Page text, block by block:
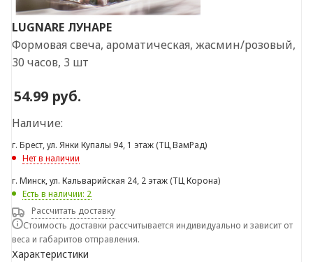
LUGNARE ЛУНАРЕ
Формовая свеча, ароматическая, жасмин/розовый,
30 часов, 3 шт
54.99 руб.
Наличие:
г. Брест, ул. Янки Купалы 94, 1 этаж (ТЦ ВамРад)
Нет в наличии
г. Минск, ул. Кальварийская 24, 2 этаж (ТЦ Корона)
Есть в наличии: 2
Рассчитать доставку
Стоимость доставки рассчитывается индивидуально и зависит от
веса и габаритов отправления.
Характеристики